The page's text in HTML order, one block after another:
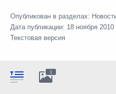
Опубликован в разделах:
Дата публикации: 18 ноября
Текстовая версия
1